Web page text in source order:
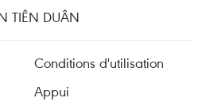
TIÊN DUÂN
Conditions d'utilisation
Appui